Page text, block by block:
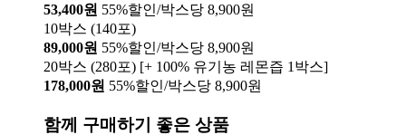
53,400원 55%할인/박스당 8,900원
10박스 (140포)
89,000원 55%할인/박스당 8,900원
20박스 (280포) [+ 100% 유기농 레몬즙 1박스]
178,000원 55%할인/박스당 8,900원
함께 구매하기 좋은 상품